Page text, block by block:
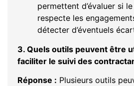
permettent d’évaluer si
respecte les
détecter d’éventuels
3. Quels outils peuvent être
faciliter le suivi des
Réponse : Plusieurs outils